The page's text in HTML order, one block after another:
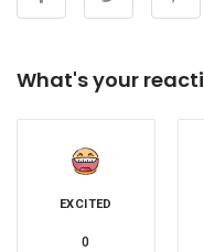
What's your
EXCITED
0